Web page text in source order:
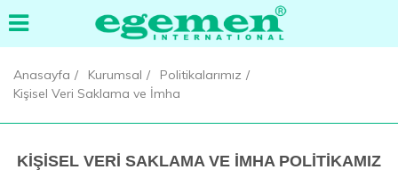
Anasayfa Kurumsal
Politikalarımız
Kişisel Veri Saklama ve İmha
KİŞİSEL VERİ SAKLAMA VE İMHA POLİTİKAMIZ